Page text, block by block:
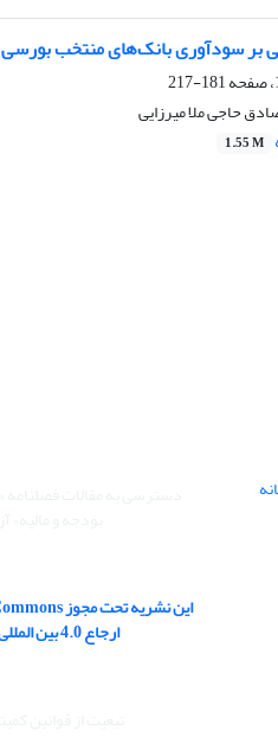
بر سودآوری بانک‌های منتخب بورسی
181-217
حاجی ملا میرزایی
1.55 M
ارجاع 4.0 بین المللی قرار دارد.